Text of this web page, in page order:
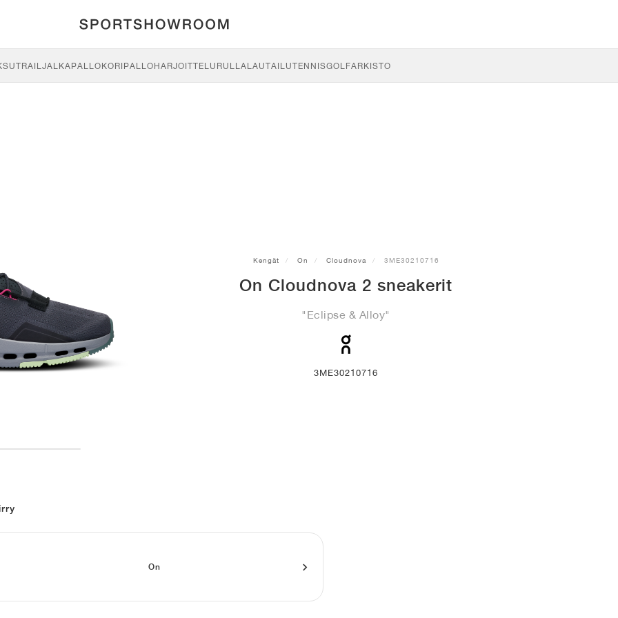
TRAILJALKAPALLOKORIPALLOHARJOITTELU RULLALAUTAILUTENNISGOLFARKISTO
Kengät On Cloudnova 3ME30210716
On Cloudnova 2 sneakerit
"Eclipse & Alloy"
3ME30210716
On